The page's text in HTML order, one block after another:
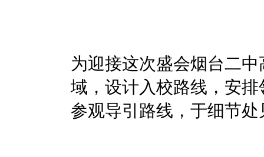
为迎接这次盛会烟台二
域，设计入校路线，安
参观导引路线，于细节